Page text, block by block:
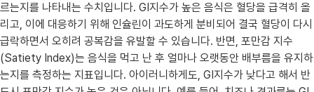
르는지를 나타내는 수치입니다. GI지수가 높은 음식은 혈당을 급격히 올
리고, 이에 대응하기 위해 인슐린이 과도하게 분비되어 결국 혈당이 다시
급락하면서 오히려 공복감을 유발할 수 있습니다. 반면, 포만감 지수
(Satiety Index)는 음식을 먹고 난 후 얼마나 오랫동안 배부름을 유지하
는지를 측정하는 지표입니다. 아이러니하게도, GI지수가 낮다고 해서 반